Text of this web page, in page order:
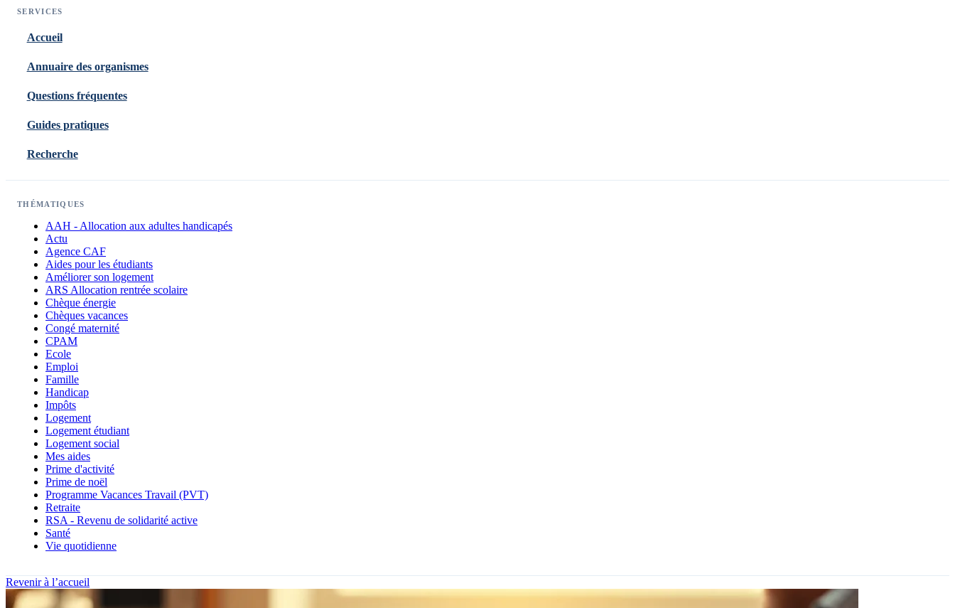
SERVICES
Accueil
Annuaire des organismes
Questions fréquentes
Guides pratiques
Recherche
THÉMATIQUES
AAH - Allocation aux adultes handicapés
Actu
Agence CAF
Aides pour les étudiants
Améliorer son logement
ARS Allocation rentrée scolaire
Chèque énergie
Chèques vacances
Congé maternité
CPAM
Ecole
Emploi
Famille
Handicap
Impôts
Logement
Logement étudiant
Logement social
Mes aides
Prime d'activité
Prime de noël
Programme Vacances Travail (PVT)
Retraite
RSA - Revenu de solidarité active
Santé
Vie quotidienne
Revenir à l’accueil